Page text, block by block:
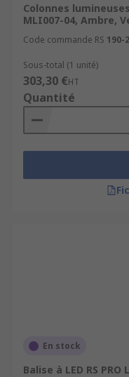
Colonnes
MLI007-04, Ambre,
Code commande RS 190-
Sous-total (1 unité)
303,30 €HT
Quantité
En stock
Balise à LED RS PRO